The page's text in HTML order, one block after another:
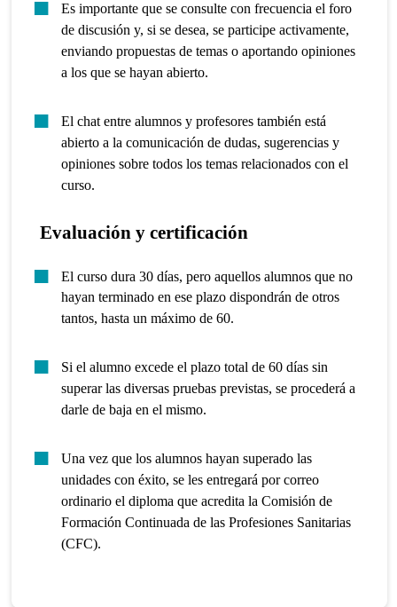
Es importante que se consulte con frecuencia el foro
de discusión y, si se desea, se participe activamente,
enviando propuestas de temas o aportando opiniones
a los que se hayan abierto.
El chat entre alumnos y profesores también está
abierto a la comunicación de dudas, sugerencias y
opiniones sobre todos los temas relacionados con el
curso.
Evaluación y certificación
El curso dura 30 días, pero aquellos alumnos que no
hayan terminado en ese plazo dispondrán de otros
tantos, hasta un máximo de 60.
Si el alumno excede el plazo total de 60 días sin
superar las diversas pruebas previstas, se procederá a
darle de baja en el mismo.
Una vez que los alumnos hayan superado las
unidades con éxito, se les entregará por correo
ordinario el diploma que acredita la Comisión de
Formación Continuada de las Profesiones Sanitarias
(CFC).